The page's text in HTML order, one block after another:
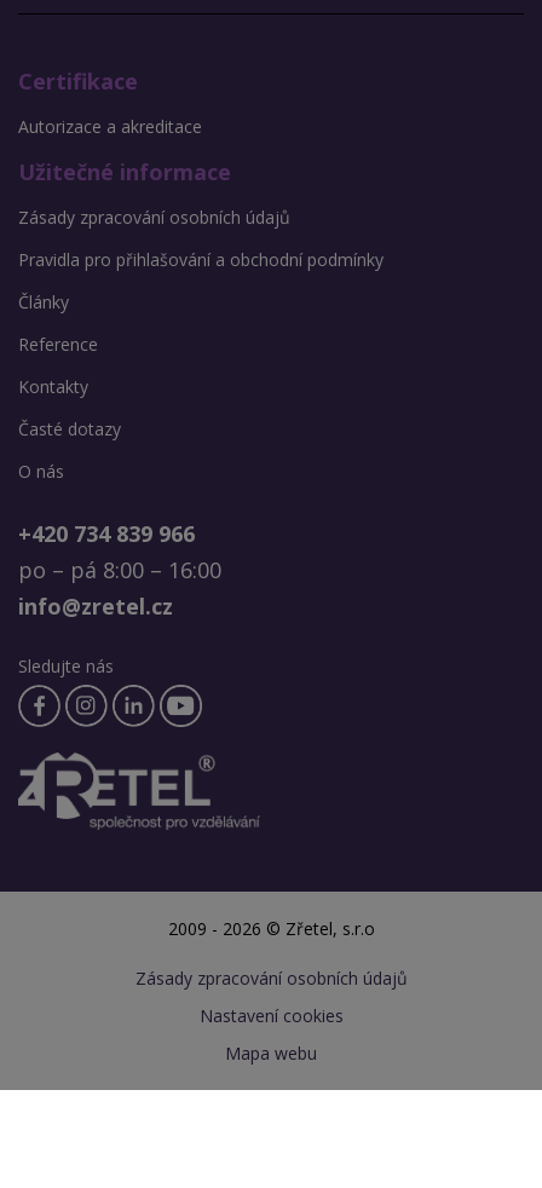
Certifikace
Autorizace a akreditace
Užitečné informace
Zásady zpracování osobních údajů
Pravidla pro přihlašování a obchodní podmínky
Články
Reference
Kontakty
Časté dotazy
O nás
+420 734 839 966
po – pá 8:00 – 16:00
info@zretel.cz
Sledujte nás
2009 - 2026 © Zřetel, s.r.o
Zásady zpracování osobních údajů
Nastavení cookies
Mapa webu